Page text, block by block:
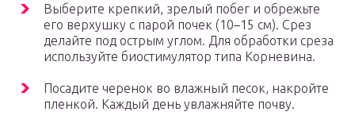
Выберите крепкий, зрелый побег и обрежьте
его верхушку с парой почек (10–15 см). Срез
делайте под острым углом. Для обработки среза
используйте биостимулятор типа Корневина.
Посадите черенок во влажный песок, накройте
пленкой. Каждый день увлажняйте почву.